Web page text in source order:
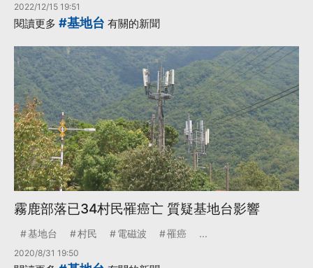
2022/12/15 19:51
閱讀更多 #基地台 有關的新聞
霧鹿部落已34村民罹癌亡 質疑基地台影響
基地台 村民 電磁波 罹癌 ...
2020/8/31 19:50